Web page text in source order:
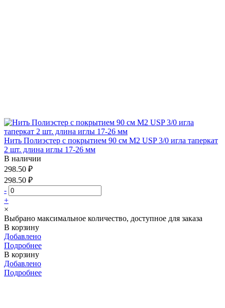
Нить Полиэстер с покрытием 90 см М2 USP 3/0 игла таперкат
2 шт. длина иглы 17-26 мм
В наличии
298.50 ₽
298.50 ₽
-
+
×
Выбрано максимальное количество, доступное для заказа
В корзину
Добавлено
Подробнее
В корзину
Добавлено
Подробнее